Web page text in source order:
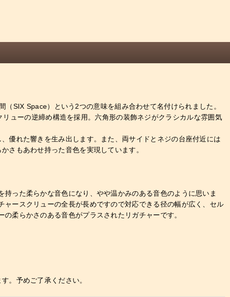
SIX Space）という2つの意味を組み合わせて名付けられました。
ューの逆締め構造を採用。六角形の装飾ネジがクラシカルな雰囲気
優れた響きを生み出します。また、両サイドとネジの台座付近には
さもあわせ持った音色を実現しています。
った柔らかな音色になり、やや温かみのある音色のように思いま
ースクリューの全長が長めですので対応できる径の幅が広く、セル
柔らかさのある音色がプラスされたリガチャーです。
。予めご了承ください。